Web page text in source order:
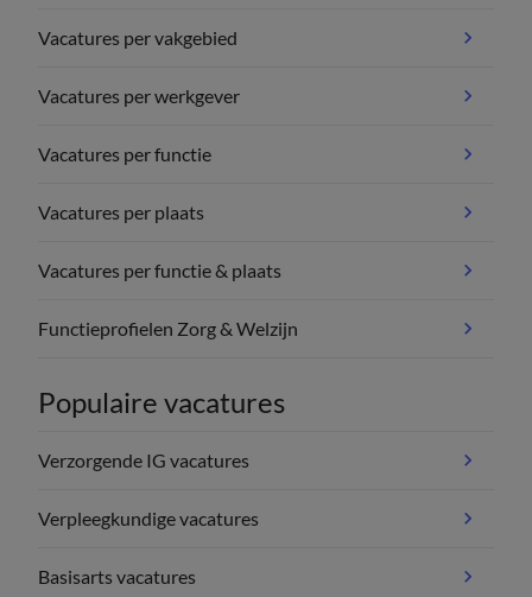
Vacatures per vakgebied
Vacatures per werkgever
Vacatures per functie
Vacatures per plaats
Vacatures per functie & plaats
Functieprofielen Zorg & Welzijn
Populaire vacatures
Verzorgende IG vacatures
Verpleegkundige vacatures
Basisarts vacatures